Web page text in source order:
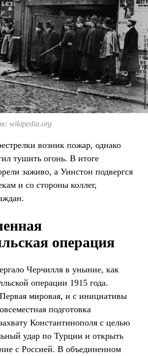
wikipedia.org
возник пожар, однако
тушить огонь. В итоге
заживо, а Уинстон подвергся
и со стороны коллег,
операция
Черчилля в уныние, как
операции 1915 года.
мировая, и с инициативы
подготовка
Константинополя с целью
удар по Турции и открыть
с Россией. В объединенном